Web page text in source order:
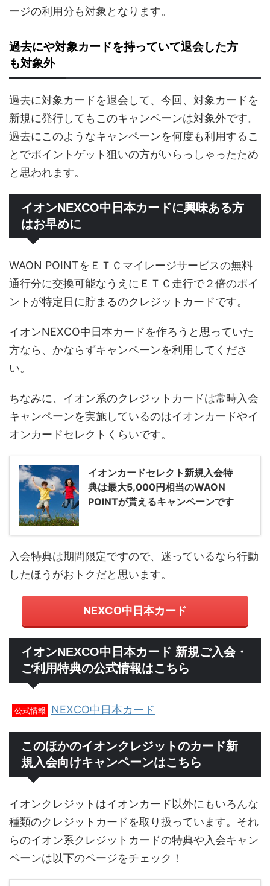
ージの利用分も対象となります。
過去にや対象カードを持っていて退会した方
も対象外
過去に対象カードを退会して、今回、対象カードを
新規に発行してもこのキャンペーンは対象外です。
過去にこのようなキャンペーンを何度も利用するこ
とでポイントゲット狙いの方がいらっしゃったため
と思われます。
イオンNEXCO中日本カードに興味ある方
はお早めに
WAON POINTをＥＴＣマイレージサービスの無料
通行分に交換可能なうえにＥＴＣ走行で２倍のポイ
ントが特定日に貯まるのクレジットカードです。
イオンNEXCO中日本カードを作ろうと思っていた
方なら、かならずキャンペーンを利用してくださ
い。
ちなみに、イオン系のクレジットカードは常時入会
キャンペーンを実施しているのはイオンカードやイ
オンカードセレクトくらいです。
イオンカードセレクト新規入会特
典は最大5,000円相当のWAON
POINTが貰えるキャンペーンです
入会特典は期間限定ですので、迷っているなら行動
したほうがおトクだと思います。
NEXCO中日本カード
イオンNEXCO中日本カード 新規ご入会・
ご利用特典の公式情報はこちら
公式情報 NEXCO中日本カード
このほかのイオンクレジットのカード新
規入会向けキャンペーンはこちら
イオンクレジットはイオンカード以外にもいろんな
種類のクレジットカードを取り扱っています。それ
らのイオン系クレジットカードの特典や入会キャン
ペーンは以下のページをチェック！